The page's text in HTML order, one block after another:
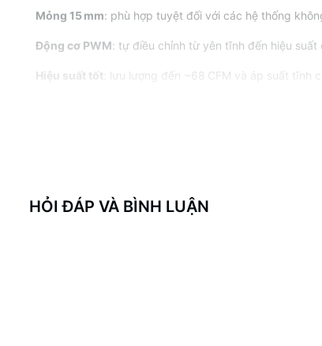
Mỏng 15 mm: phù hợp tuyệt đối với các hệ thống
Động cơ PWM: tự điều chỉnh từ yên tĩnh đến hiệu suất
Hiệu suất tốt : lưu lượng đến ~68 CFM và áp suất tĩnh
: vòng bi thủy động học
Người dùng cần giải pháp làm mát không gian hẹp
HỎI ĐÁP VÀ BÌNH LUẬN